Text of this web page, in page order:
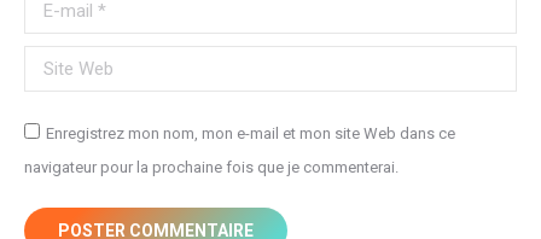
Site Web
Enregistrez mon nom, mon e-mail et mon site Web dans ce
navigateur pour la prochaine fois que je commenterai.
POSTER COMMENTAIRE